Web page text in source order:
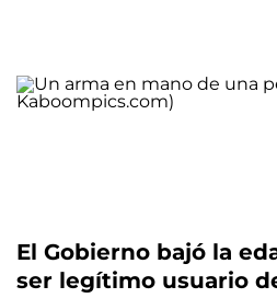
El Gobierno bajó la
ser legítimo usuario